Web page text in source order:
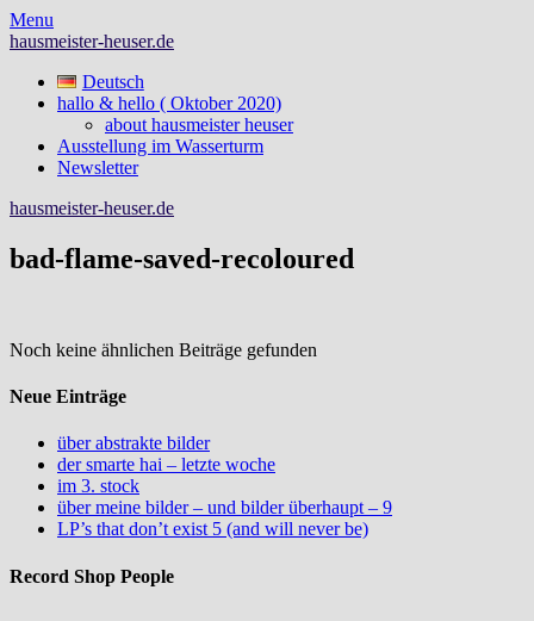
Skip
to
Menu
hausmeister-heuser.de
Deutsch
hallo & hello ( Oktober 2020)
about hausmeister heuser
Ausstellung im Wasserturm
Newsletter
hausmeister-heuser.de
bad-flame-saved-recoloured
Noch keine ähnlichen Beiträge gefunden
Neue Einträge
über abstrakte bilder
der smarte hai – letzte woche
im 3. stock
über meine bilder – und bilder überhaupt – 9
LP’s that don’t exist 5 (and will never be)
Record Shop People